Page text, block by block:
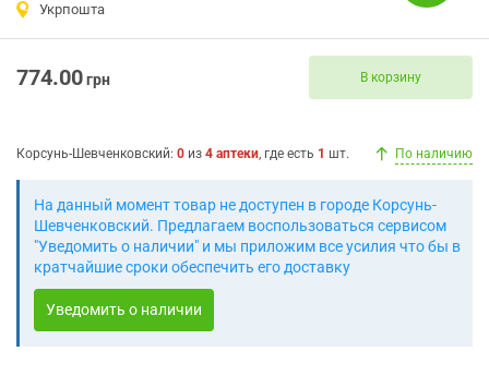
Укрпошта
774.00грн В корзину
Корсунь-Шевченковский: 0 из 4 аптеки, где есть 1 шт. По наличию
На данный момент товар не доступен в городе Корсунь-
Шевченковский. Предлагаем воспользоваться сервисом
"Уведомить о наличии" и мы приложим все усилия что бы в
кратчайшие сроки обеспечить его доставку
Уведомить о наличии